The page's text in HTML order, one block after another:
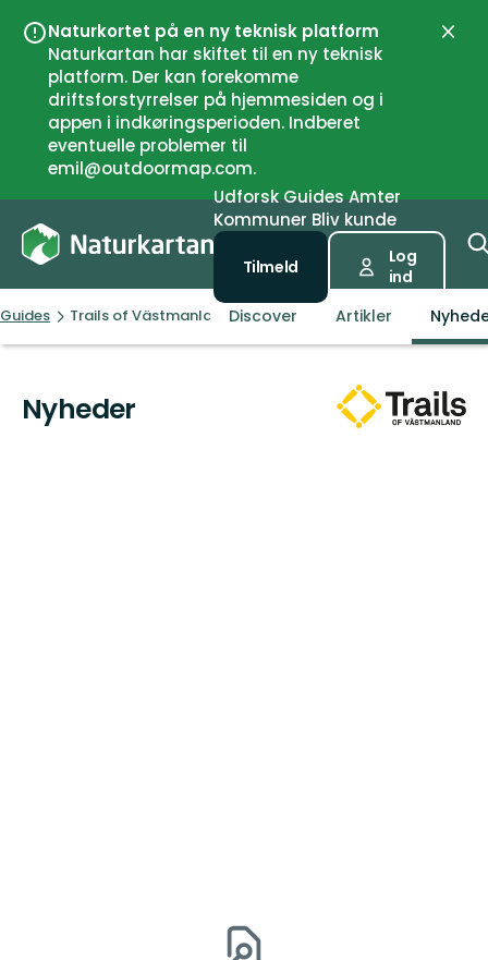
Naturkortet på en ny teknisk platform
Naturkartan har skiftet til en ny teknisk
platform. Der kan forekomme
driftsforstyrrelser på hjemmesiden og i
appen i indkøringsperioden. Indberet
eventuelle problemer til
emil@outdoormap.com.
Luk
UdforskGuidesAmter
Kommuner Bliv kunde
Tilmeld
Log
ind
Guides Trails of VästmanlandDiscover Artikler
Nyheder